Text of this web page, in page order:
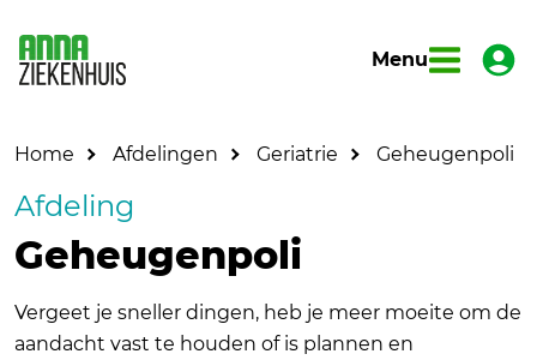
Menu
Home Afdelingen Geriatrie Geheugenpoli
Afdeling
Geheugenpoli
Vergeet je sneller dingen, heb je meer moeite om de
aandacht vast te houden of is plannen en